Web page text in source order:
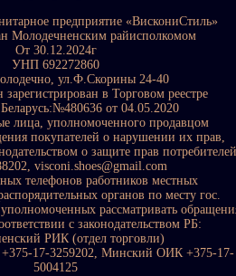
предприятие «ВискониСтиль»
Молодечненским райисполкомом
От 30.12.2024г
УНП 692272860
ул.Ф.Скорины 24-40
в Торговом реестре
от 04.05.2020
лица, уполномоченного продавцом
покупателей о нарушении их прав,
о защите прав потребителей
visconi.shoes@gmail.com
телефонов работников местных
органов по месту гос.
рассматривать
с законодательством РБ:
РИК (отдел торговли)
17-3259202, Минский ОИК +375-17-
5004125